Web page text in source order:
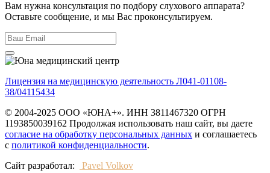
Вам нужна консультация по подбору слухового аппарата?
Оставьте сообщение, и мы Вас проконсультируем.
Лицензия на медицинскую деятельность Л041-01108-
38/04115434
© 2004-2025 ООО «ЮНА+». ИНН 3811467320 ОГРН
1193850039162 Продолжая использовать наш сайт, вы даете
согласие на обработку персональных данных и соглашаетесь
с политикой конфиденциальности.
Сайт разработал:
Pavel Volkov